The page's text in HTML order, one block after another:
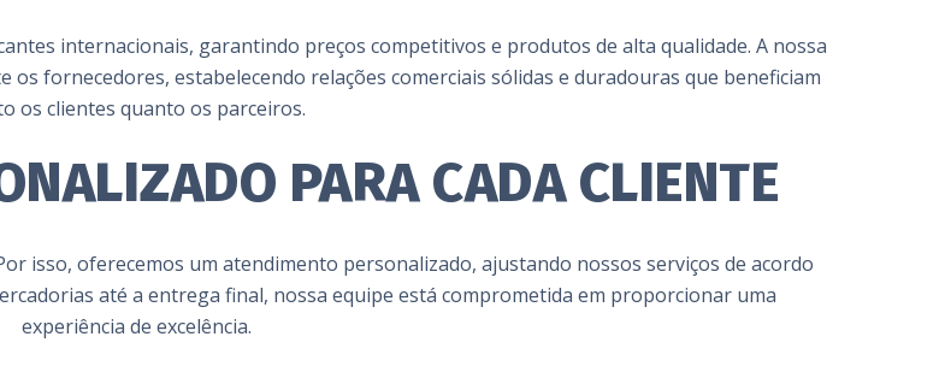
internacionais, garantindo preços competitivos e produtos de alta qualidade. A nossa
fornecedores, estabelecendo relações comerciais sólidas e duradouras que beneficiam
os clientes quanto os parceiros.
PARA CADA CLIENTE
isso, oferecemos um atendimento personalizado, ajustando nossos serviços de acordo
até a entrega final, nossa equipe está comprometida em proporcionar uma
experiência de excelência.